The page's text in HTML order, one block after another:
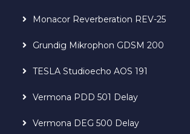
Monacor Reverberation REV-25
Grundig Mikrophon GDSM 200
TESLA Studioecho AOS 191
Vermona PDD 501 Delay
Vermona DEG 500 Delay